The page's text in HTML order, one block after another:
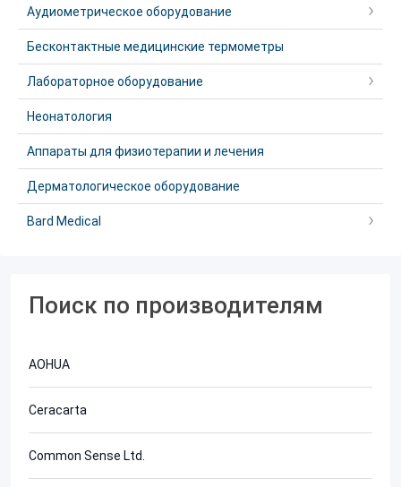
Аудиометрическое оборудование
Бесконтактные медицинские термометры
Лабораторное оборудование
Неонатология
Аппараты для физиотерапии и лечения
Дерматологическое оборудование
Bard Medical
Поиск по производителям
AOHUA
Ceracarta
Common Sense Ltd.